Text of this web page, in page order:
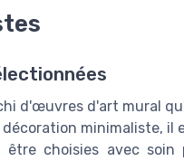
d'œuvres d'art mural
minimaliste, il
choisies avec soin